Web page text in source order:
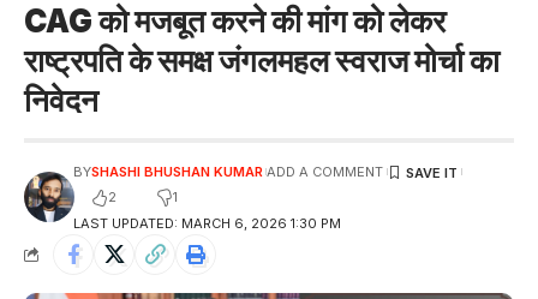
CAG को मजबूत करने की मांग को लेकर
राष्ट्रपति के समक्ष जंगलमहल स्वराज मोर्चा का
निवेदन
LAST UPDATED: MARCH 6, 2026 1:30 PM
BYSHASHI BHUSHAN KUMAR ADD A COMMENT
2
1